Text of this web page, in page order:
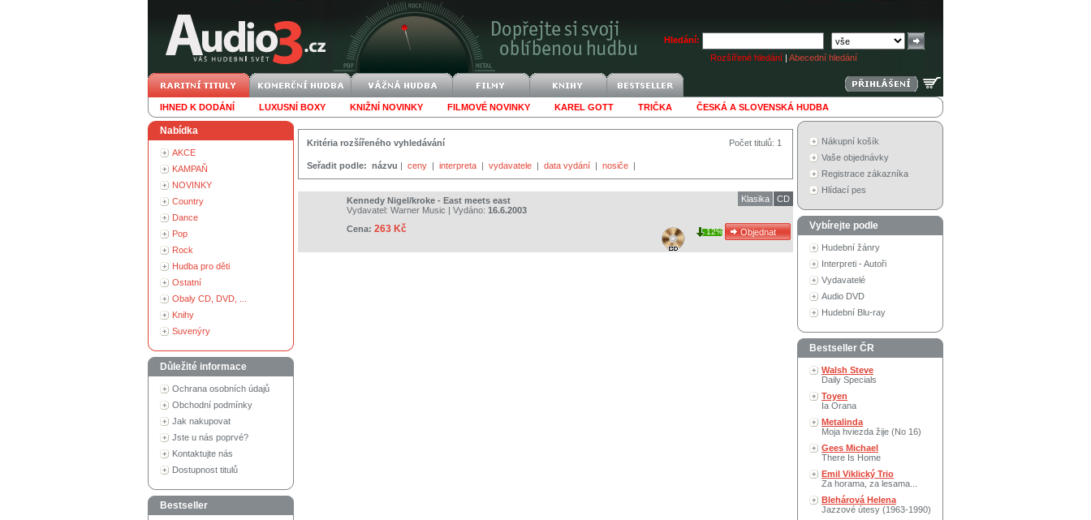
Hledání:
Rozšířené hledání | Abecední hledání
IHNED K DODÁNÍ LUXUSNÍ BOXY KNIŽNÍ NOVINKY FILMOVÉ NOVINKY KAREL GOTT TRIČKA ČESKÁ A SLOVENSKÁ HUDBA
Nabídka
AKCE
KAMPAŇ
NOVINKY
Country
Dance
Pop
Rock
Hudba pro děti
Ostatní
Obaly CD, DVD, ...
Knihy
Suvenýry
Důležité informace
Ochrana osobních údajů
Obchodní podmínky
Jak nakupovat
Jste u nás poprvé?
Kontaktujte nás
Dostupnost titulů
Bestseller
Počet titulů: 1
Kritéria rozšířeného vyhledávání
Seřadit podle: názvu | ceny | interpreta | vydavatele | data vydání | nosiče |
Kennedy Nigel/kroke - East meets east
Vydavatel: Warner Music | Vydáno: 16.6.2003
Cena: 263 Kč
CD
Klasika
12%
Nákupní košík
Vaše objednávky
Registrace zákazníka
Hlídací pes
Vybírejte podle
Hudební žánry
Interpreti - Autoři
Vydavatelé
Audio DVD
Hudební Blu-ray
Bestseller ČR
Walsh Steve
Daily Specials
Toyen
Ia Orana
Metalinda
Moja hviezda žije (No 16)
Gees Michael
There Is Home
Emil Viklický Trio
Za horama, za lesama...
Blehárová Helena
Jazzové útesy (1963-1990)